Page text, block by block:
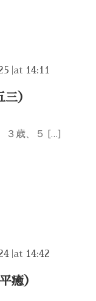
at 14:11
）
３歳、５ […]
at 14:42
癒）